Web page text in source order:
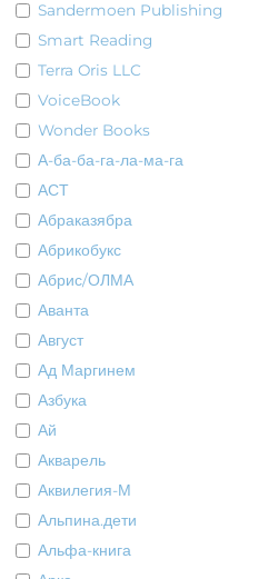
Sandermoen Publishing
Smart Reading
Terra Oris LLC
VoiceBook
Wonder Books
А-ба-ба-га-ла-ма-га
АСТ
Абраказябра
Абрикобукс
Абрис/ОЛМА
Аванта
Август
Ад Маргинем
Азбука
Ай
Акварель
Аквилегия-М
Альпина.дети
Альфа-книга